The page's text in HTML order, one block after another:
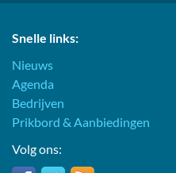
Snelle links:
Nieuws
Agenda
Bedrijven
Prikbord & Aanbiedingen
Volg ons: